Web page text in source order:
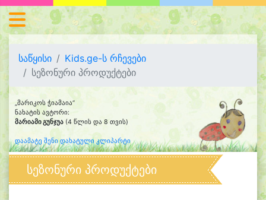
საწყისი
Kids.ge-ს რჩევები
სეზონური პროდუქტები
„მარიკოს ჭიამაია“
ნახატის ავტორი:
მარიამი გუნჯუა (4 წლის და 8 თვის)
დაამატე შენი დახატული კლიპარტი
სეზონური პროდუქტები